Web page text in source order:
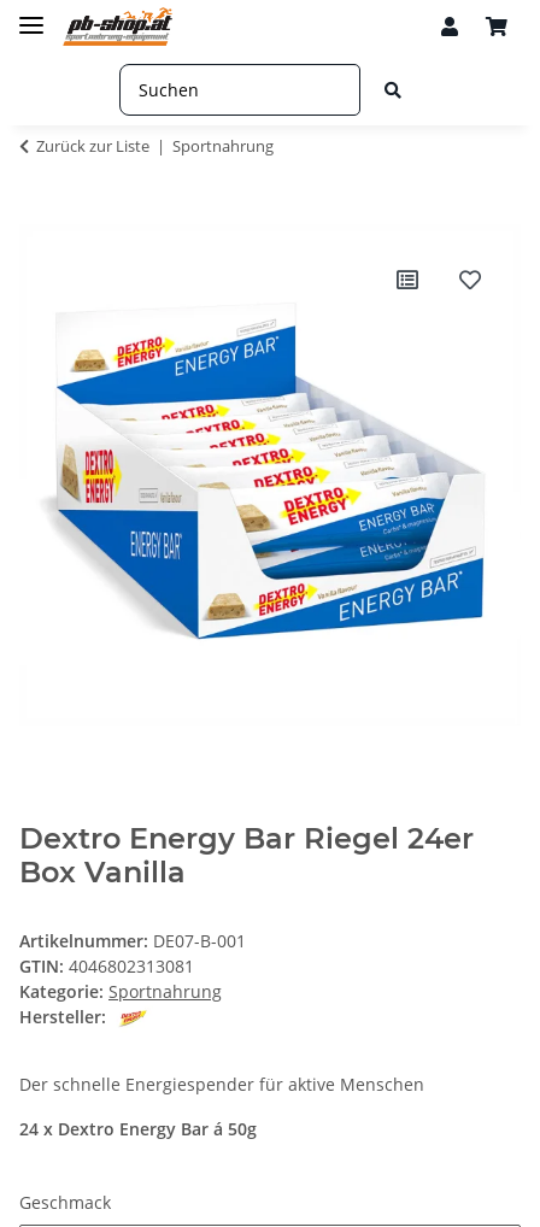
Zurück zur Liste Sportnahrung
Dextro Energy Bar Riegel 24er
Box Vanilla
Artikelnummer: DE07-B-001
GTIN: 4046802313081
Kategorie: Sportnahrung
Hersteller:
Der schnelle Energiespender für aktive Menschen
24 x Dextro Energy Bar á 50g
Geschmack